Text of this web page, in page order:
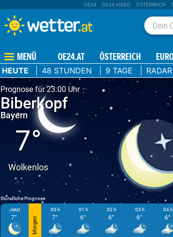
OE24 OE24 VIDEO ÖSTERREICH
MENÜ OE24.AT ÖSTERREICH
HEUTE 48 STUNDEN 9 TAGE RADAR
Prognose für 23:00 Uhr
Biberkopf
Bayern
7°
Wolkenlos
Stündliche Prognose
Jetzt
7° Morgen
00 h
7°
01 h
6°
02 h
6°
03 h
6°
04 h
6°